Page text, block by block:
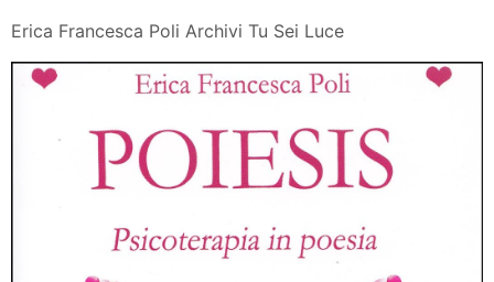
Erica Francesca Poli Archivi Tu Sei Luce